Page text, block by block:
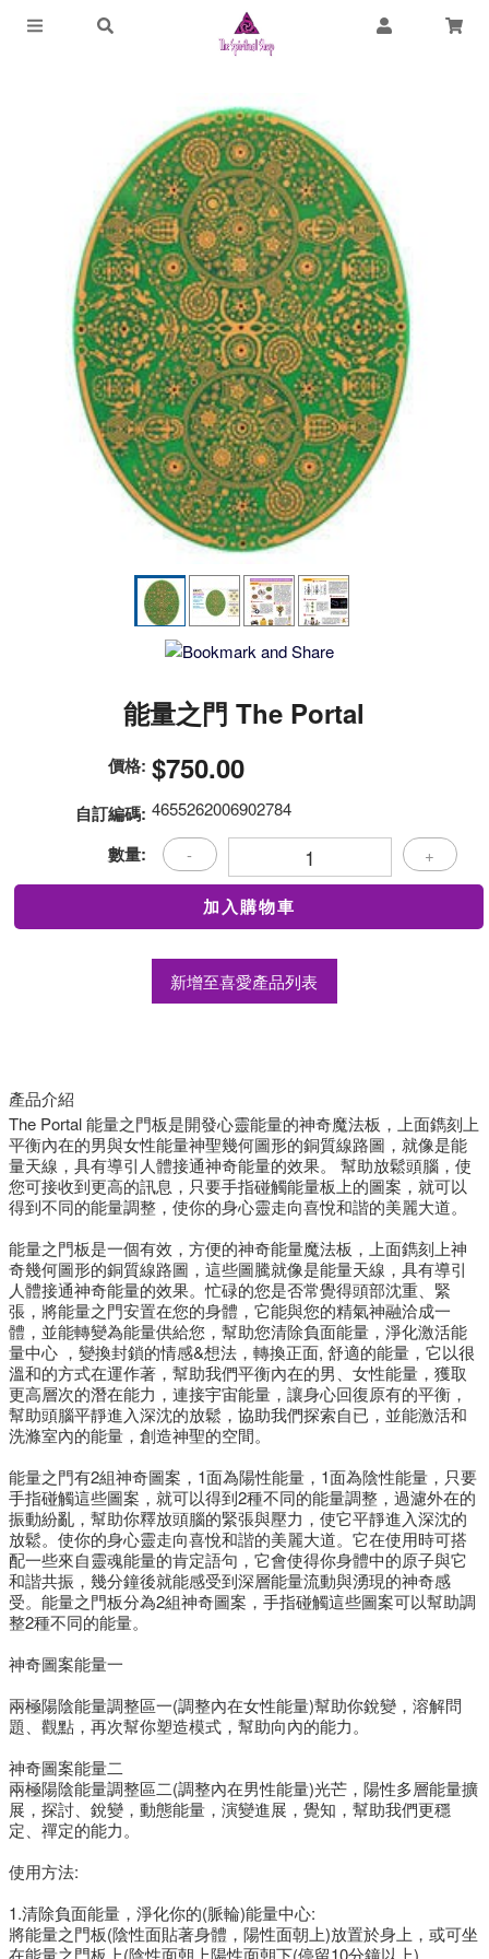
能量之門 The Portal
價格: $750.00
自訂編碼: 4655262006902784
數量: - +
新增至喜愛產品列表
產品介紹
The Portal 能量之門板是開發心靈能量的神奇魔法板，上面鐫刻上
平衡內在的男與女性能量神聖幾何圖形的銅質線路圖，就像是能
量天線，具有導引人體接通神奇能量的效果。 幫助放鬆頭腦，使
您可接收到更高的訊息，只要手指碰觸能量板上的圖案，就可以
得到不同的能量調整，使你的身心靈走向喜悅和諧的美麗大道。
能量之門板是一個有效，方便的神奇能量魔法板，上面鐫刻上神
奇幾何圖形的銅質線路圖，這些圖騰就像是能量天線，具有導引
人體接通神奇能量的效果。忙碌的您是否常覺得頭部沈重、緊
張，將能量之門安置在您的身體，它能與您的精氣神融洽成一
體，並能轉變為能量供給您，幫助您清除負面能量，淨化激活能
量中心 ，變換封鎖的情感&想法，轉換正面, 舒適的能量，它以很
溫和的方式在運作著，幫助我們平衡內在的男、女性能量，獲取
更高層次的潛在能力，連接宇宙能量，讓身心回復原有的平衡，
幫助頭腦平靜進入深沈的放鬆，協助我們探索自已，並能激活和
洗滌室內的能量，創造神聖的空間。
能量之門有2組神奇圖案，1面為陽性能量，1面為陰性能量，只要
手指碰觸這些圖案，就可以得到2種不同的能量調整，過濾外在的
振動紛亂，幫助你釋放頭腦的緊張與壓力，使它平靜進入深沈的
放鬆。使你的身心靈走向喜悅和諧的美麗大道。它在使用時可搭
配一些來自靈魂能量的肯定語句，它會使得你身體中的原子與它
和諧共振，幾分鐘後就能感受到深層能量流動與湧現的神奇感
受。能量之門板分為2組神奇圖案，手指碰觸這些圖案可以幫助調
整2種不同的能量。
神奇圖案能量一
兩極陽陰能量調整區一(調整內在女性能量)幫助你銳變，溶解問
題、觀點，再次幫你塑造模式，幫助向內的能力。
神奇圖案能量二
兩極陽陰能量調整區二(調整內在男性能量)光芒，陽性多層能量擴
展，探討、銳變，動態能量，演變進展，覺知，幫助我們更穩
定、禪定的能力。
使用方法:
1.清除負面能量，淨化你的(脈輪)能量中心:
將能量之門板(陰性面貼著身體，陽性面朝上)放置於身上，或可坐